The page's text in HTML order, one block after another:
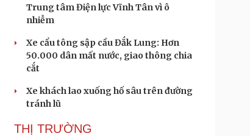
Trung tâm Điện lực Vĩnh Tân vì ô
nhiễm
Xe cẩu tông sập cầu Đắk Lung: Hơn
50.000 dân mất nước, giao thông chia
cắt
Xe khách lao xuống hố sâu trên đường
tránh lũ
THỊ TRƯỜNG